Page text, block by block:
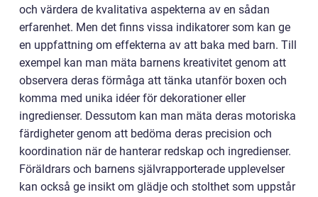
och värdera de kvalitativa aspekterna av en sådan
erfarenhet. Men det finns vissa indikatorer som kan ge
en uppfattning om effekterna av att baka med barn. Till
exempel kan man mäta barnens kreativitet genom att
observera deras förmåga att tänka utanför boxen och
komma med unika idéer för dekorationer eller
ingredienser. Dessutom kan man mäta deras motoriska
färdigheter genom att bedöma deras precision och
koordination när de hanterar redskap och ingredienser.
Föräldrars och barnens självrapporterade upplevelser
kan också ge insikt om glädje och stolthet som uppstår